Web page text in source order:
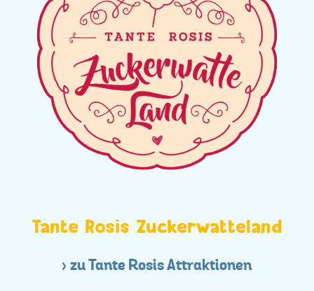
Tante Rosis Zuckerwatteland
zu Tante Rosis Attraktionen